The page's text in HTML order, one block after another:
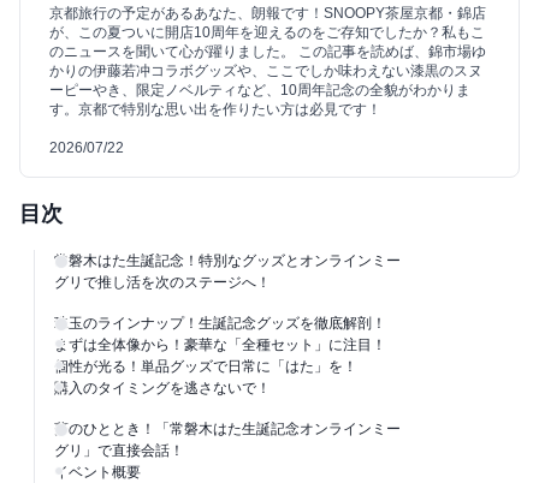
京都旅行の予定があるあなた、朗報です！SNOOPY茶屋京都・錦店
が、この夏ついに開店10周年を迎えるのをご存知でしたか？私もこ
のニュースを聞いて心が躍りました。 この記事を読めば、錦市場ゆ
かりの伊藤若冲コラボグッズや、ここでしか味わえない漆黒のスヌ
ーピーやき、限定ノベルティなど、10周年記念の全貌がわかりま
す。京都で特別な思い出を作りたい方は必見です！
2026/07/22
目次
常磐木はた生誕記念！特別なグッズとオンラインミー
グリで推し活を次のステージへ！
珠玉のラインナップ！生誕記念グッズを徹底解剖！
まずは全体像から！豪華な「全種セット」に注目！
個性が光る！単品グッズで日常に「はた」を！
購入のタイミングを逃さないで！
夢のひととき！「常磐木はた生誕記念オンラインミー
グリ」で直接会話！
イベント概要